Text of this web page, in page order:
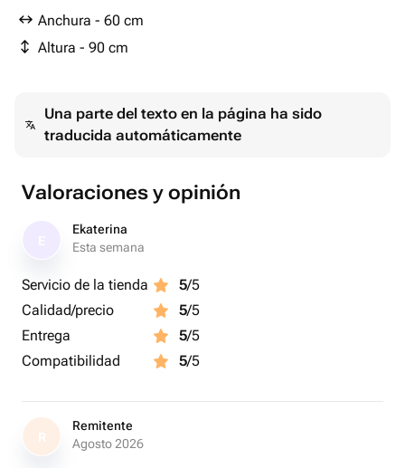
Anchura - 60 cm
Altura - 90 cm
Una parte del texto en la página ha sido
traducida automáticamente
Valoraciones y opinión
Ekaterina
Esta semana
Servicio de la tienda 5/5
Calidad/precio
5/5
Entrega
5/5
Compatibilidad
5/5
R
Remitente
Agosto 2026